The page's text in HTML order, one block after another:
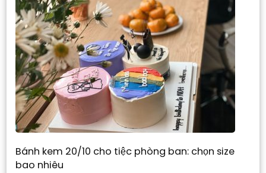
Bánh kem 20/10 cho tiệc phòng ban: chọn size
bao nhiêu